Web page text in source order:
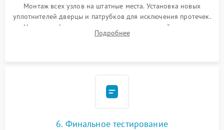
Монтаж всех узлов на штатные места. Установка новых
уплотнителей дверцы и патрубков для исключения протечек.
Надежная фиксация хомутов гидравлической системы,
сборка корпуса и установка датчика поплавка.
Подробнее
6. Финальное тестирование